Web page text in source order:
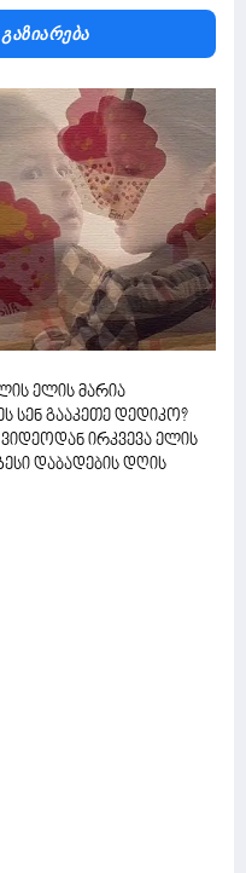
ელის მარია
სენ გააკეთე დედიკო?
ირკვევა ელის
დაბადების დღის